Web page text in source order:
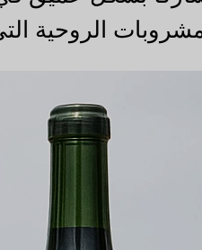
الروحية